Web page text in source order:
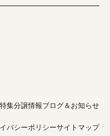
集分譲情報ブログ＆お知らせ
バシーポリシーサイトマップ